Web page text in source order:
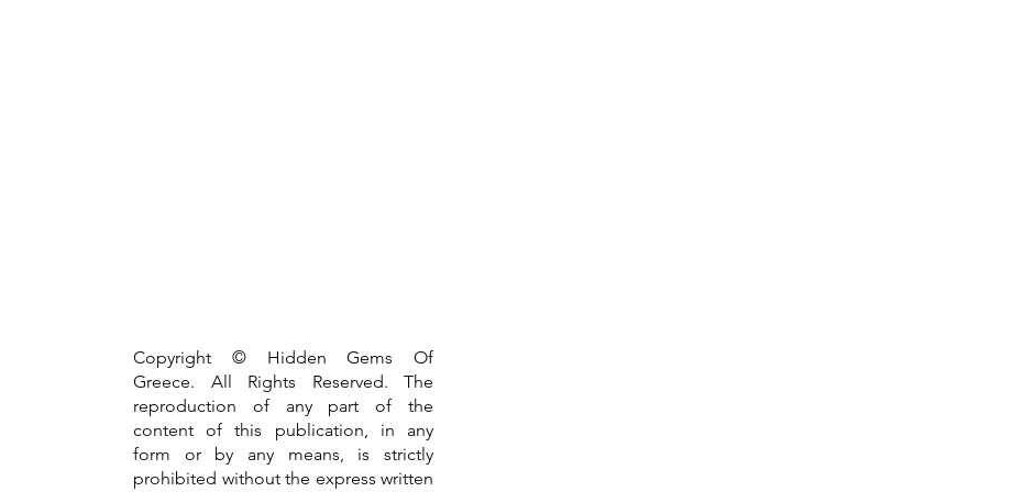
Copyright © Hidden Gems Of
Greece. All Rights Reserved. The
reproduction of any part of the
content of this publication, in any
form or by any means, is strictly
prohibited without the express written